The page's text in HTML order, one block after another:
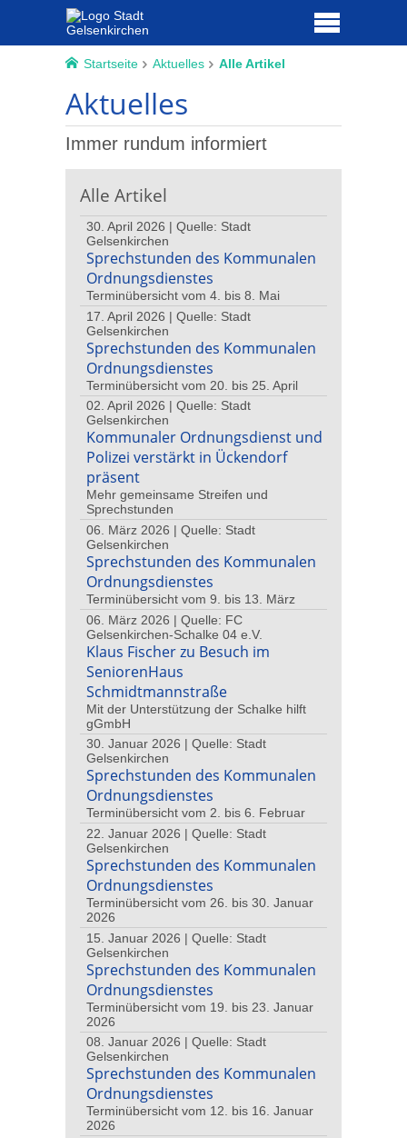
Startseite Aktuelles Alle Artikel
Aktuelles
Immer rundum informiert
Alle Artikel
30. April 2026 | Quelle: Stadt
Gelsenkirchen
Sprechstunden des Kommunalen
Ordnungsdienstes
Terminübersicht vom 4. bis 8. Mai
17. April 2026 | Quelle: Stadt
Gelsenkirchen
Sprechstunden des Kommunalen
Ordnungsdienstes
Terminübersicht vom 20. bis 25. April
02. April 2026 | Quelle: Stadt
Gelsenkirchen
Kommunaler Ordnungsdienst und
Polizei verstärkt in Ückendorf
präsent
Mehr gemeinsame Streifen und
Sprechstunden
06. März 2026 | Quelle: Stadt
Gelsenkirchen
Sprechstunden des Kommunalen
Ordnungsdienstes
Terminübersicht vom 9. bis 13. März
06. März 2026 | Quelle: FC
Gelsenkirchen-Schalke 04 e.V.
Klaus Fischer zu Besuch im
SeniorenHaus
Schmidtmannstraße
Mit der Unterstützung der Schalke hilft
gGmbH
30. Januar 2026 | Quelle: Stadt
Gelsenkirchen
Sprechstunden des Kommunalen
Ordnungsdienstes
Terminübersicht vom 2. bis 6. Februar
22. Januar 2026 | Quelle: Stadt
Gelsenkirchen
Sprechstunden des Kommunalen
Ordnungsdienstes
Terminübersicht vom 26. bis 30. Januar
2026
15. Januar 2026 | Quelle: Stadt
Gelsenkirchen
Sprechstunden des Kommunalen
Ordnungsdienstes
Terminübersicht vom 19. bis 23. Januar
2026
08. Januar 2026 | Quelle: Stadt
Gelsenkirchen
Sprechstunden des Kommunalen
Ordnungsdienstes
Terminübersicht vom 12. bis 16. Januar
2026